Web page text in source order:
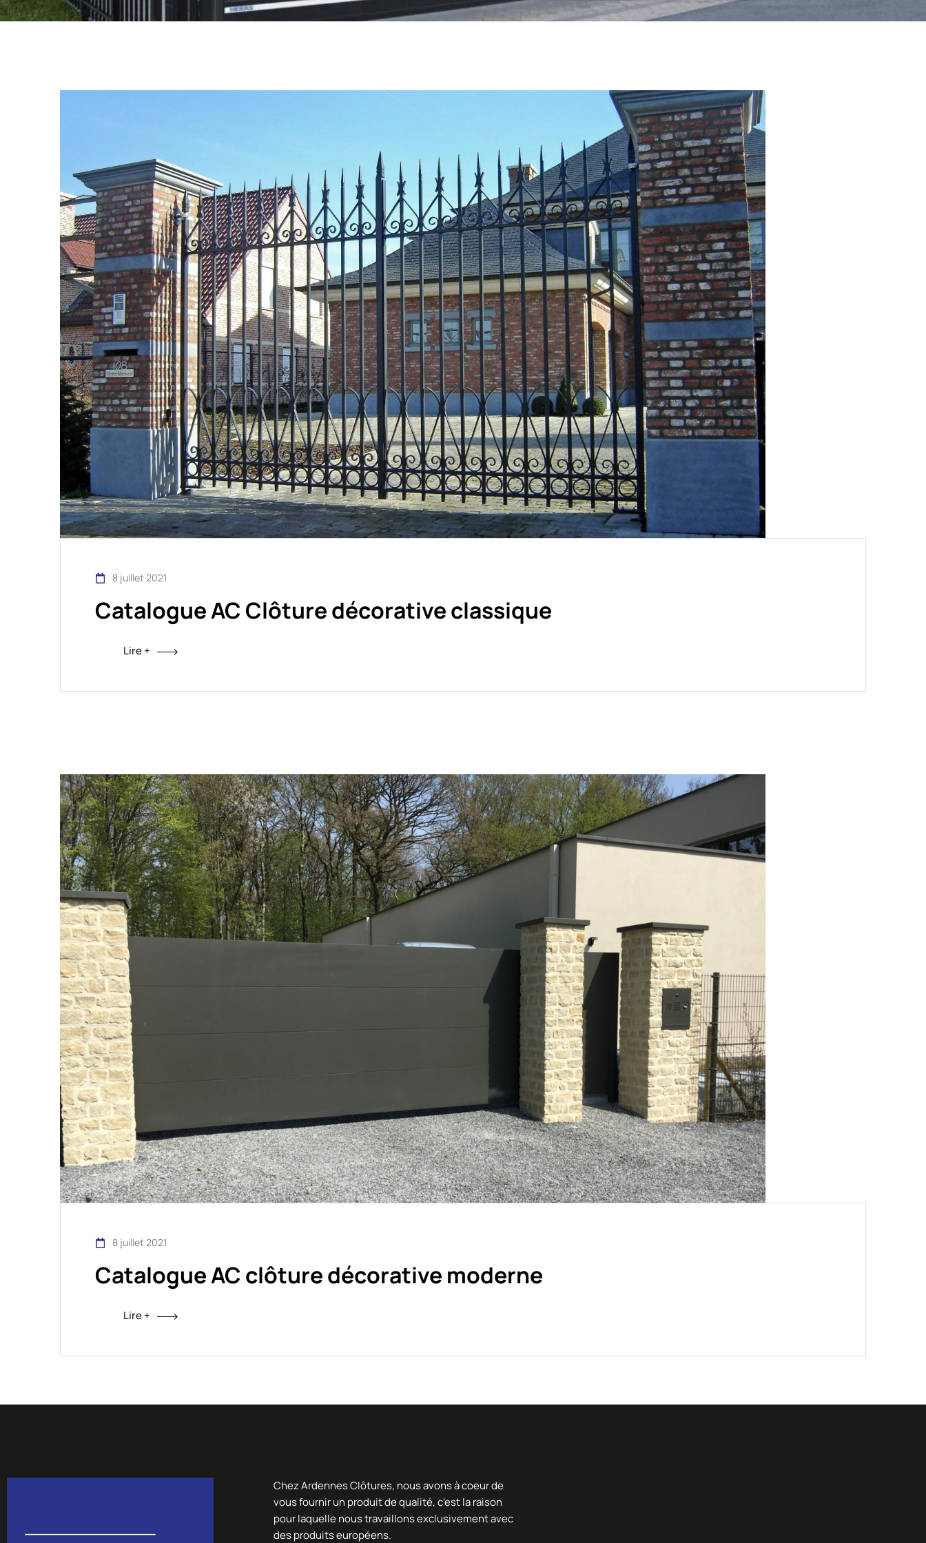
8 juillet 2021
Catalogue AC Clôture décorative classique
Lire +
8 juillet 2021
Catalogue AC clôture décorative moderne
Lire +
Chez Ardennes Clôtures, nous avons à coeur de
vous fournir un produit de qualité, c’est la raison
pour laquelle nous travaillons exclusivement avec
des produits européens.